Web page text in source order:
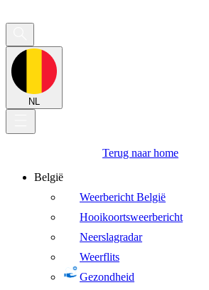
NL
Terug naar home
België
Weerbericht België
Hooikoortsweerbericht
Neerslagradar
Weerflits
Gezondheid